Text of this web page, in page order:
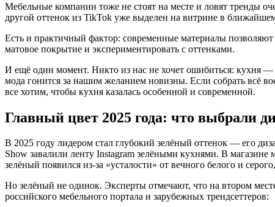
Мебельные компании тоже не стоят на месте и ловят тренды
другой оттенок из TikTok уже выделен на витрине в
Есть и практичный фактор: современные материалы
матовое покрытие и экспериментировать с оттенками.
И ещё один момент. Никто из нас не хочет ошибиться: кухня —
мода гонится за нашим желанием новизны. Если собрать всё
все хотим, чтобы кухня казалась особенной и современной.
Главный цвет 2025 года: что выбрали
В 2025 году лидером стал глубокий зелёный оттенок — его
Show завалили ленту Instagram зелёными кухнями. В магазине
зелёный появился из-за «усталости» от вечного белого и
Но зелёный не одинок. Эксперты отмечают, что на втором
российского мебельного портала и зарубежных трендсеттеров: